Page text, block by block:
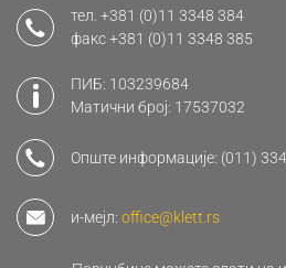
тел. +381 (0)11 3348 384
факс+381 (0)11 3348 385
ПИБ: 103239684
Матични број: 17537032
Опште информације: (011)
и-мејл: office@klett.rs